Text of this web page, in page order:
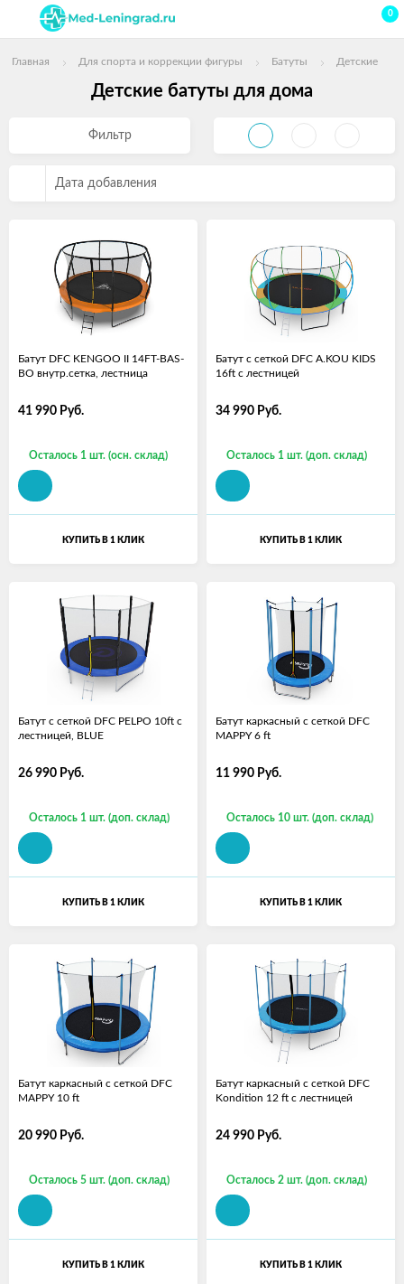
0
Главная Для спорта и коррекции фигуры Батуты Детские
Детские батуты для дома
Фильтр
Дата добавления
Батут DFC KENGOO II 14FT-BAS-
BO внутр.сетка, лестница
41 990 Руб.
Осталось 1 шт. (осн. склад)
КУПИТЬ В 1 КЛИК
Батут с сеткой DFC A.KOU KIDS
16ft с лестницей
34 990 Руб.
Осталось 1 шт. (доп. склад)
КУПИТЬ В 1 КЛИК
Батут с сеткой DFC PELPO 10ft с
лестницей, BLUE
26 990 Руб.
Осталось 1 шт. (доп. склад)
КУПИТЬ В 1 КЛИК
Батут каркасный с сеткой DFC
MAPPY 6 ft
11 990 Руб.
Осталось 10 шт. (доп. склад)
КУПИТЬ В 1 КЛИК
Батут каркасный с сеткой DFC
MAPPY 10 ft
20 990 Руб.
Осталось 5 шт. (доп. склад)
КУПИТЬ В 1 КЛИК
Батут каркасный с сеткой DFC
Kondition 12 ft с лестницей
24 990 Руб.
Осталось 2 шт. (доп. склад)
КУПИТЬ В 1 КЛИК